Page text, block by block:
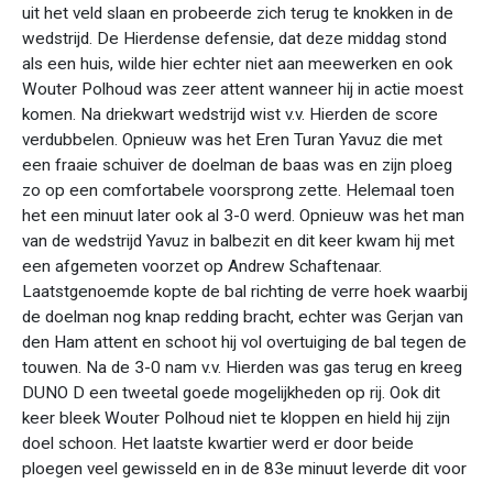
uit het veld slaan en probeerde zich terug te knokken in de
wedstrijd. De Hierdense defensie, dat deze middag stond
als een huis, wilde hier echter niet aan meewerken en ook
Wouter Polhoud was zeer attent wanneer hij in actie moest
komen. Na driekwart wedstrijd wist v.v. Hierden de score
verdubbelen. Opnieuw was het Eren Turan Yavuz die met
een fraaie schuiver de doelman de baas was en zijn ploeg
zo op een comfortabele voorsprong zette. Helemaal toen
het een minuut later ook al 3-0 werd. Opnieuw was het man
van de wedstrijd Yavuz in balbezit en dit keer kwam hij met
een afgemeten voorzet op Andrew Schaftenaar.
Laatstgenoemde kopte de bal richting de verre hoek waarbij
de doelman nog knap redding bracht, echter was Gerjan van
den Ham attent en schoot hij vol overtuiging de bal tegen de
touwen. Na de 3-0 nam v.v. Hierden was gas terug en kreeg
DUNO D een tweetal goede mogelijkheden op rij. Ook dit
keer bleek Wouter Polhoud niet te kloppen en hield hij zijn
doel schoon. Het laatste kwartier werd er door beide
ploegen veel gewisseld en in de 83e minuut leverde dit voor